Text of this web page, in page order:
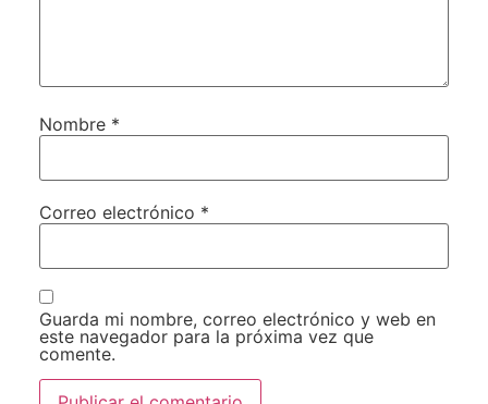
Nombre *
Correo electrónico *
Guarda mi nombre, correo electrónico y web en
este navegador para la próxima vez que
comente.